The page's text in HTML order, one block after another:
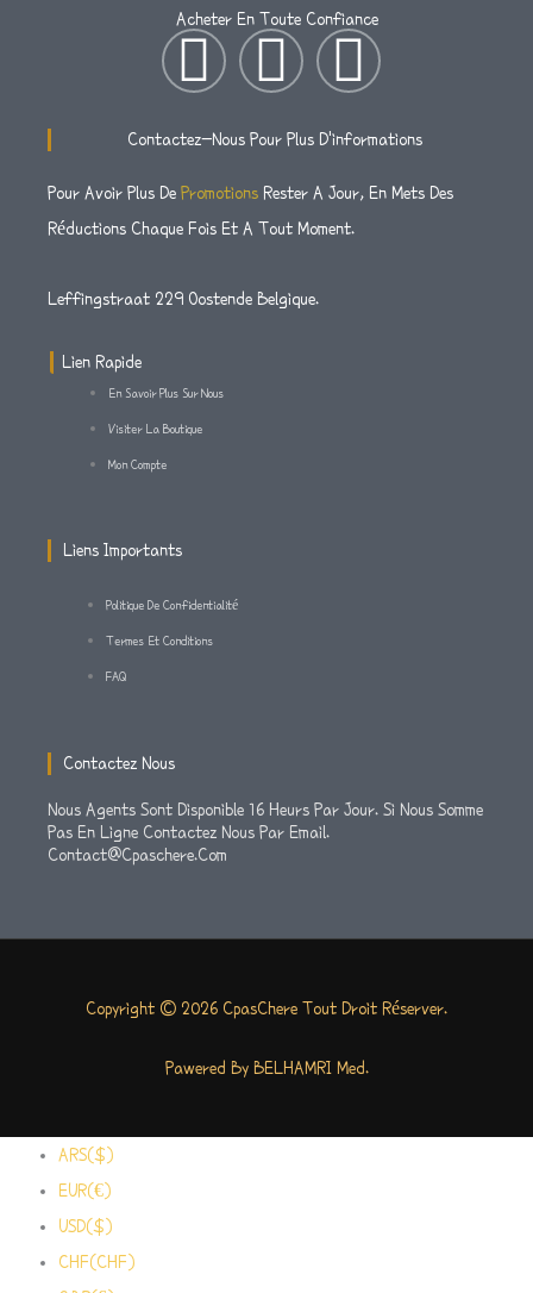
Acheter En Toute Confiance
I
N
S
T
A
R
T
W
I
T
T
F
A
C
E
Contactez-Nous Pour Plus D'informations
Pour Avoir Plus De Promotions Rester A Jour, En Mets Des
Réductions Chaque Fois Et A Tout Moment.
Leffingstraat 229 Oostende Belgique.
Lien Rapide
En Savoir Plus Sur Nous
Visiter La Boutique
Mon Compte
Liens Importants
Politique De Confidentialité
Termes Et Conditions
FAQ
Contactez Nous
Nous Agents Sont Disponible 16 Heurs Par Jour. Si Nous Somme
Pas En Ligne Contactez Nous Par Email.
Contact@cpaschere.com
Copyright © 2026 CpasChere Tout Droit Réserver.
Pawered By BELHAMRI Med.
ARS($)
EUR(€)
USD($)
CHF(CHF)